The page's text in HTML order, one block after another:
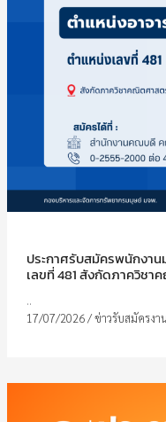
ประกาศรับสมัครพนักงา
เลขที่ 481 สังกัดภาควิช
..
17/07/2026/ข่าวรับสมัครงา